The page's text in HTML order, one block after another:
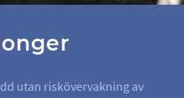
utan riskövervakning av